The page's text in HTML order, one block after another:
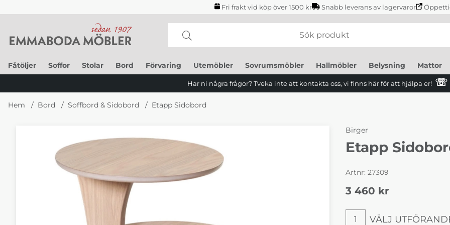
Fri frakt vid köp över 1500 kr Snabb leverans av lagervaror
Fåtöljer Soffor Stolar Bord Förvaring Utemöbler Sovrumsmöbler Hallmöbler Belysning Mattor
Har ni några frågor? Tveka inte att kontakta oss, vi finns här för att hjälpa er! ☏
Hem Bord Soffbord & Sidobord Etapp Sidobord
Birger
Etapp
Artnr: 27309
3 460 kr
1 VÄLJ